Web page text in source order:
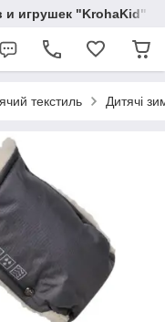
и игрушек "KrohaKid"
текстиль Дитячі